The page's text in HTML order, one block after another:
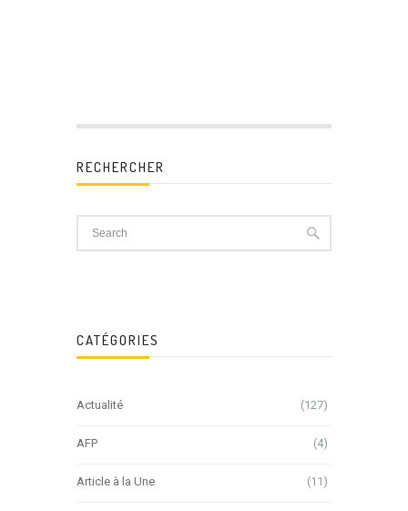
RECHERCHER
CATÉGORIES
Actualité (127)
AFP (4)
Article à la Une (11)